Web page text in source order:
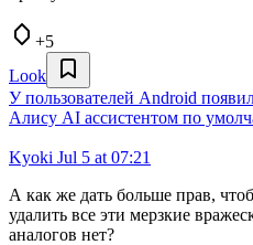
+5
Look
У пользователей Android
Алису AI ассистентом по
Kyoki Jul 5 at 07:21
А как же дать больше прав,
удалить все эти мерзкие
аналогов нет?